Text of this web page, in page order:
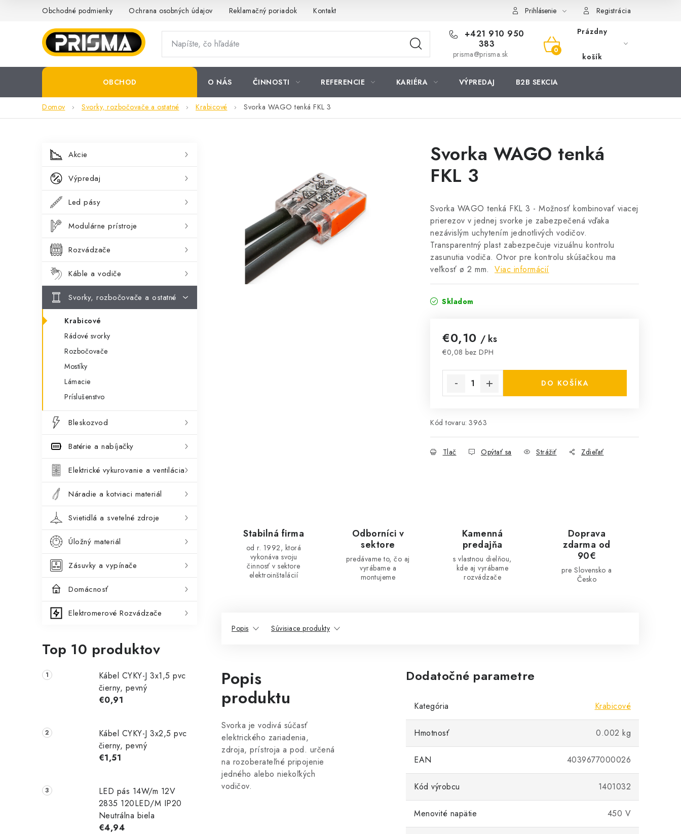
Obchodné podmienky Ochrana osobných údajov Reklamačný poriadok Kontakt Prihlásenie Registrácia
+421 910 950
383
prisma@prisma.sk
NÁKUPNÝ
KOŠÍK
Prázdny
košík
OBCHOD O NÁS ČINNOSTI REFERENCIE KARIÉRA VÝPREDAJ B2B SEKCIA
Domov Svorky, rozbočovače a ostatné Krabicové Svorka WAGO tenká FKL 3
B
o
č
n
p
a
n
e
l
Preskočiť
kategórie
K
a
g
ó
i
e
Akcie
Výpredaj
Led pásy
Modulárne prístroje
Rozvádzače
Káble a vodiče
Svorky, rozbočovače a ostatné
Krabicové
Rádové svorky
Rozbočovače
Mostíky
Lámacie
Príslušenstvo
Bleskozvod
Batérie a nabíjačky
Elektrické vykurovanie a ventilácia
Náradie a kotviaci materiál
Svietidlá a svetelné zdroje
Úložný materiál
Zásuvky a vypínače
Domácnosť
Elektromerové Rozvádzače
Top 10 produktov
Kábel CYKY-J 3x1,5 pvc
čierny, pevný
€0,91
Kábel CYKY-J 3x2,5 pvc
čierny, pevný
€1,51
LED pás 14W/m 12V
2835 120LED/M IP20
Neutrálna biela
€4,94
Svorka WAGO tenká
FKL 3
Svorka WAGO tenká FKL 3 - Možnosť kombinovať viacej
prierezov v jednej svorke je zabezpečená vďaka
nezávislým uchytením jednotlivých vodičov.
Transparentný plast zabezpečuje vizuálnu kontrolu
zasunutia vodiča. Otvor pre kontrolu skúšačkou ma
veľkosť ø 2 mm. Viac informácií
Skladom
€0,10 / ks
€0,08 bez DPH
DO KOŠÍKA
Kód tovaru: 3963
Tlač Opýtať sa Strážiť Zdieľať
Stabilná firma
od r. 1992, ktorá
vykonáva svoju
činnosť v sektore
elektroinštalácií
Odborníci v
sektore
predávame to, čo aj
vyrábame a
montujeme
Kamenná
predajňa
s vlastnou dielňou,
kde aj vyrábame
rozvádzače
Doprava
zdarma od
90€
pre Slovensko a
Česko
Popis Súvisiace produkty
Popis
produktu
Svorka je vodivá súčasť
elektrického zariadenia,
zdroja, prístroja a pod. určená
na rozoberateľné pripojenie
jedného alebo niekoľkých
vodičov.
Dodatočné parametre
Kategória Krabicové
Hmotnosť 0.002 kg
EAN 4039677000026
Kód výrobcu 1401032
Menovité napätie 450 V